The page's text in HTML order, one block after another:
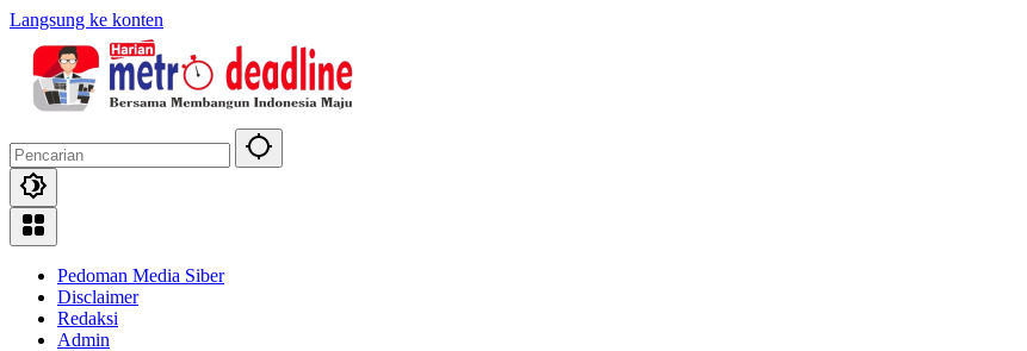
Langsung ke konten
Pedoman Media Siber
Disclaimer
Redaksi
Admin